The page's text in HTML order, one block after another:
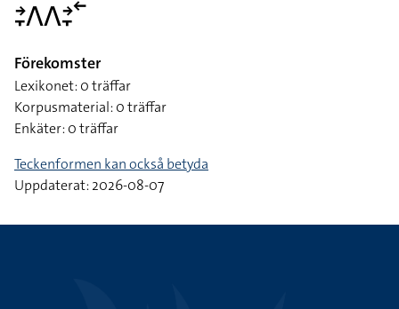
􌥔􌥙􌤣􌤣􌥔􌥙􌥢
Förekomster
Lexikonet: 0 träffar
Korpusmaterial: 0 träffar
Enkäter: 0 träffar
Teckenformen kan också betyda
Uppdaterat: 2026-08-07